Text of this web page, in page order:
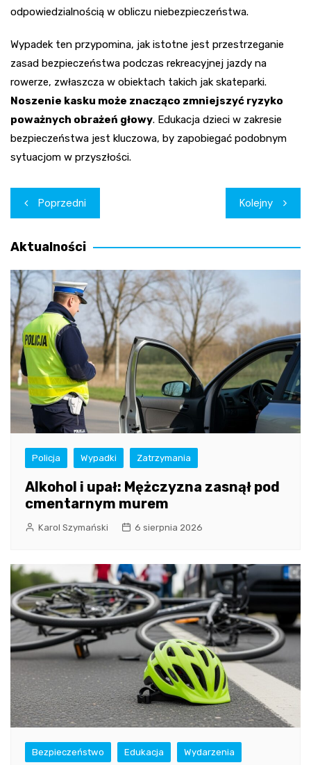
odpowiedzialnością w obliczu niebezpieczeństwa.
Wypadek ten przypomina, jak istotne jest przestrzeganie
zasad bezpieczeństwa podczas rekreacyjnej jazdy na
rowerze, zwłaszcza w obiektach takich jak skateparki.
Noszenie kasku może znacząco zmniejszyć ryzyko
poważnych obrażeń głowy. Edukacja dzieci w zakresie
bezpieczeństwa jest kluczowa, by zapobiegać podobnym
sytuacjom w przyszłości.
Nawigacja
wpisu
Poprzedni Kolejny
Aktualności
Policja Wypadki Zatrzymania
Alkohol i upał: Mężczyzna zasnął pod
cmentarnym murem
Karol Szymański 6 sierpnia 2026
Bezpieczeństwo Edukacja Wydarzenia